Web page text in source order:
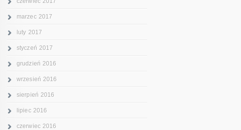
marzec 2017
luty 2017
styczeń 2017
grudzień 2016
wrzesień 2016
sierpień 2016
lipiec 2016
czerwiec 2016